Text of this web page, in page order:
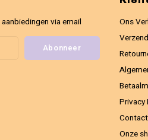
via email
Abonneer
Ons
Privacy
Onze